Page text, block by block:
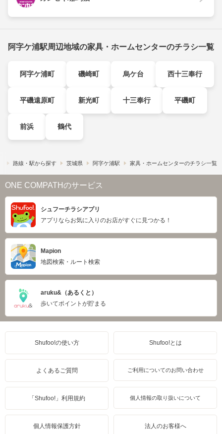
阿字ケ浦駅周辺地域の家具・ホームセンターのチラシ一覧
阿字ケ浦町 磯崎町 烏ケ台 西十三奉行
平磯遠原町 新光町 十三奉行 平磯町
前浜 鶴代
路線・駅から探す 茨城県 阿字ケ浦駅 家具・ホームセンターのチラシ一覧
ONE COMPATHのサービス
シュフーチラシアプリ
アプリならお気に入りのお店がすぐに見つかる！
Mapion
地図検索・ルート検索
aruku&（あるくと）
歩いてポイントが貯まる
Shufoo!の使い方 Shufoo!とは
よくあるご質問 ご利用についてのお問い合わせ
「Shufoo!」利用規約 個人情報の取り扱いについて
個人情報保護方針 法人のお客様へ